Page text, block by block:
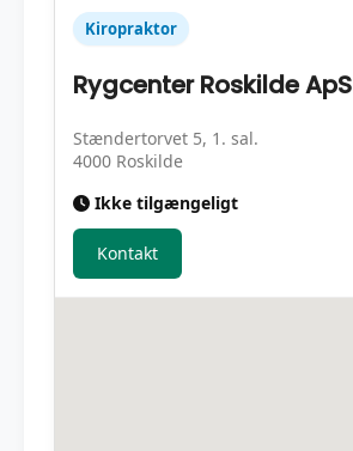
Kiropraktor
Rygcenter Roskilde ApS
Stændertorvet 5, 1. sal.
4000 Roskilde
Ikke tilgængeligt
Kontakt